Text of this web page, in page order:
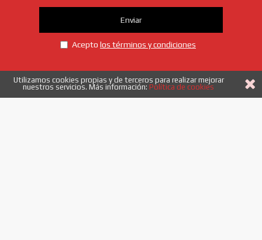
Enviar
Acepto los términos y condiciones
Utilizamos cookies propias y de terceros para realizar mejorar
nuestros servicios. Más información:Política de cookies